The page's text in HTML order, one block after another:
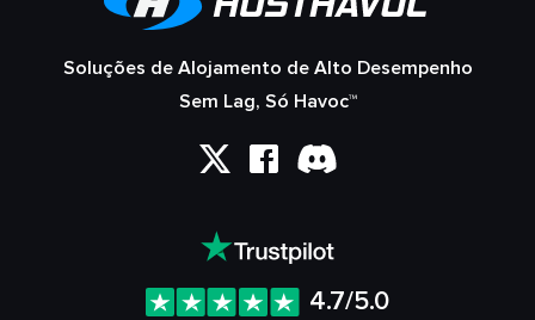
Soluções de Alojamento de Alto Desempenho
Sem Lag, Só Havoc™
4.7/5.0